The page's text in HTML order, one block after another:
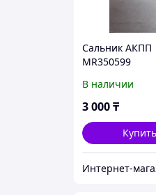
Сальник АКПП
MR350599
В наличии
3 000₸
Купить